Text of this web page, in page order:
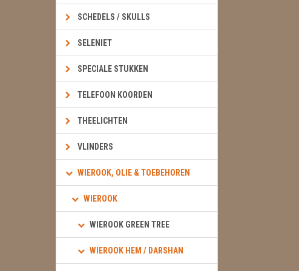
SCHEDELS / SKULLS
SELENIET
SPECIALE STUKKEN
TELEFOON KOORDEN
THEELICHTEN
VLINDERS
WIEROOK, OLIE & TOEBEHOREN
WIEROOK
WIEROOK GREEN TREE
WIEROOK HEM / DARSHAN